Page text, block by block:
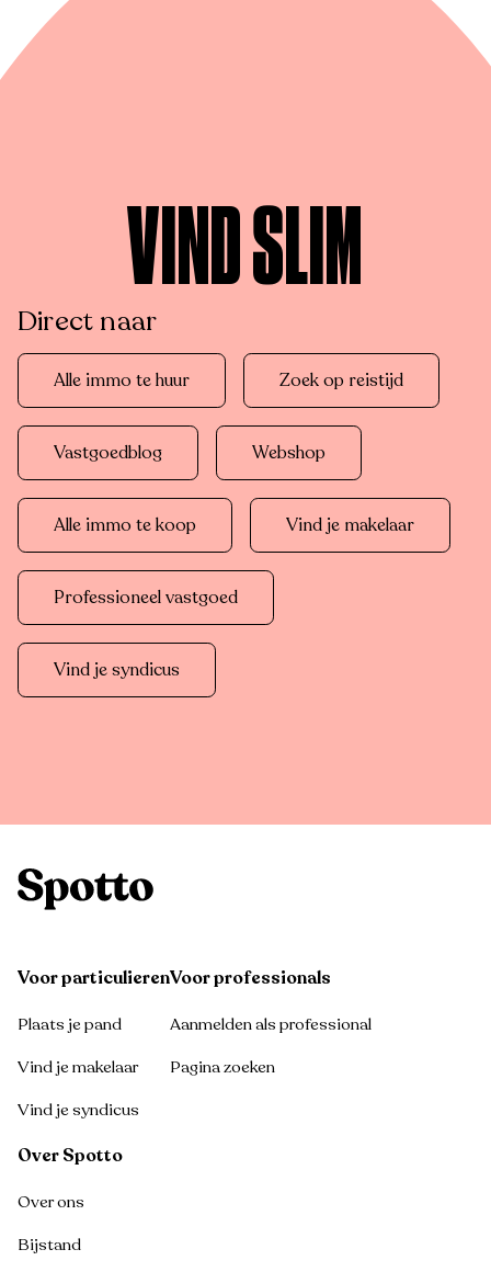
VIND SLIM
Direct naar
Alle immo te huur Zoek op reistijd
Vastgoedblog Webshop
Alle immo te koop Vind je makelaar
Professioneel vastgoed
Vind je syndicus
Voor particulieren
Plaats je pand
Vind je makelaar
Vind je syndicus
Voor professionals
Aanmelden als professional
Pagina zoeken
Over Spotto
Over ons
Bijstand